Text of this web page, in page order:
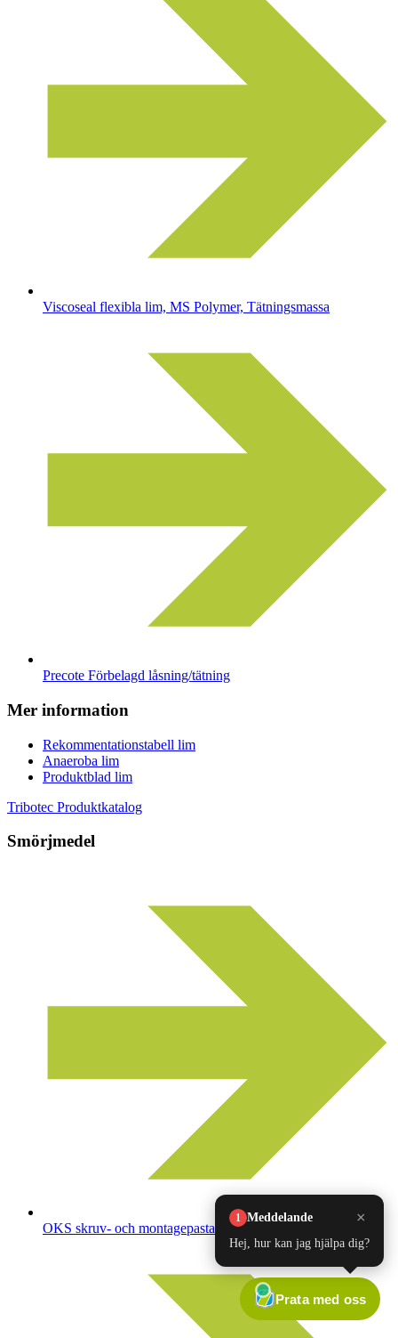
Viscoseal flexibla lim, MS Polymer, Tätningsmassa
Precote Förbelagd låsning/tätning
Mer information
Rekommentationstabell lim
Anaeroba lim
Produktblad lim
Tribotec Produktkatalog
Smörjmedel
OKS skruv- och montagepasta